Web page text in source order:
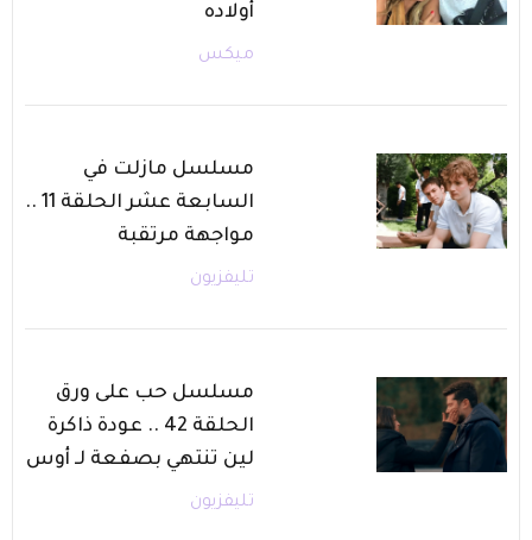
أولاده
ميكس
مسلسل مازلت في
السابعة عشر الحلقة 11 ..
مواجهة مرتقبة
تليفزيون
مسلسل حب على ورق
الحلقة 42 .. عودة ذاكرة
لين تنتهي بصفعة لـ أوس
تليفزيون